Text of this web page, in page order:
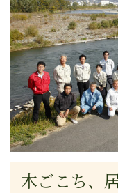
木ごこち、